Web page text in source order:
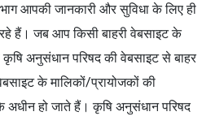
आपकी जानकारी और सुविधा के लिए ही
हैं। जब आप किसी बाहरी वेबसाइट के
अनुसंधान परिषद की वेबसाइट से बाहर
के मालिकों/प्रायोजकों की
अधीन हो जाते हैं। कृषि अनुसंधान परिषद